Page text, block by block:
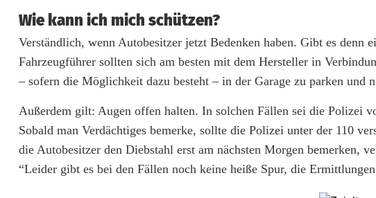
ä
h
l
h
ä
u
Wie kann ich mich schützen?
Verständlich, wenn Autobesitzer jetzt Bedenken haben. Gibt es
Fahrzeugführer sollten sich am besten mit dem Hersteller in
– sofern die Möglichkeit dazu besteht – in der Garage zu parken und
Außerdem gilt: Augen offen halten. In solchen Fällen sei die Polizei
Sobald man Verdächtiges bemerke, sollte die Polizei unter der 110
die Autobesitzer den Diebstahl erst am nächsten Morgen bemerken,
“Leider gibt es bei den Fällen noch keine heiße Spur, die